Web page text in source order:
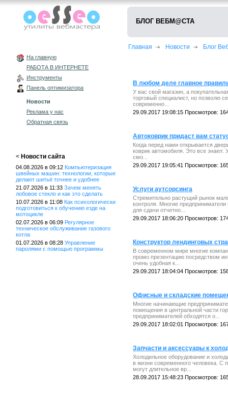
На главную
РАБОТА В ИНТЕРНЕТЕ
Инструменты
Панель оптимизатора
Новости
Реклама у нас
Обратная связь
< Новости сайта
04.08.2026 в 09:12 Компьютеризация
швейных машин: технологии, которые
делают шитьё точнее и удобнее
21.07.2026 в 11:33 Зачем менять
лобовое стекло и как это сделать
10.07.2026 в 11:08 Как психологически
подготовиться к обучению езде на
мотоцикле
02.07.2026 в 06:09 Регулярное
техническое обслуживание газового
котла
01.07.2026 в 08:28 Управление
паролями с помощью программы
БЛОГ ВЕБМ@СТА
Главная Новости Блог
В любом деле главное
У вас свой магазин, а
торговый специалист, но позволю
современно...
29.09.2017 19:08:15 Просмотров:
Автоковрик придаст вам
Когда перед нами открывается
коврик автомобиля. Это все
смо...
29.09.2017 19:05:41 Просмотров:
Услуги аутсорсинга
Стремительно растущий рынок
контроля. Многие
для сдачи отчетно...
29.09.2017 18:06:20 Просмотров:
Конструктор лендинговых
В современном мире многие
промо презентацию посредством
очень удобная к...
29.09.2017 18:04:04 Просмотров:
Офисные и складские
Многие начинающие
помещения в центральной части
предпринимателей обходятся о...
29.09.2017 18:02:01 Просмотров:
Запчасти и аксессуары к
Холодильное оборудование и
в жизни современного человека. С
могут длительное вр...
28.09.2017 15:48:23 Просмотров: